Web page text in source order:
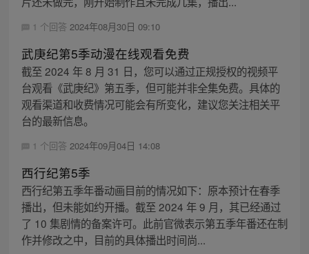
1 个回答 2024年08月30日 09:10
武庚纪第5季动漫在线观看免费
截至 2024 年 8 月 31 日，您可以通过正规授权的视频平
台观看《武庚纪》第五季，但可能并非全集免费。具体的
观看渠道和收费情况可能会有所变化，建议您关注相关平
台的最新信息。
1 个回答 2024年09月04日 14:08
西行纪第5季
西行纪第五季年番动画目前的情况如下：原本预计在春季
播出，但未能如约开播。截至 2024 年 9 月，其已经通过
了 10 集剧情的备案许可。此前官微表示第五季年番还在制
作并修改之中，目前的具体播出时间尚...